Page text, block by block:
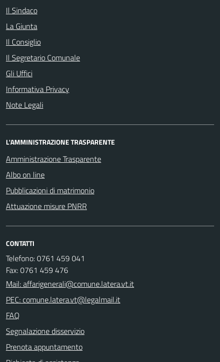
Il Sindaco
La Giunta
Il Consiglio
Il Segretario Comunale
Gli Uffici
Informativa Privacy
Note Legali
L'AMMINISTRAZIONE TRASPARENTE
Amministrazione Trasparente
Albo on line
Pubblicazioni di matrimonio
Attuazione misure PNRR
CONTATTI
Telefono: 0761 459 041
Fax: 0761 459 476
Mail: affarigenerali@comune.latera.vt.it
PEC: comune.latera.vt@legalmail.it
FAQ
Segnalazione disservizio
Prenota appuntamento